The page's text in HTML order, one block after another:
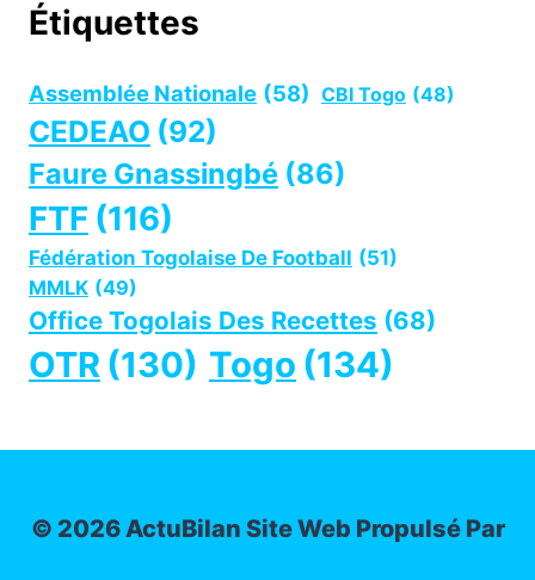
Étiquettes
Assemblée Nationale (58) CBI Togo (48)
CEDEAO (92)
Faure Gnassingbé (86)
FTF (116)
Fédération Togolaise De Football (51)
MMLK (49)
Office Togolais Des Recettes (68)
OTR (130) Togo (134)
© 2026 ActuBilan Site Web Propulsé Par